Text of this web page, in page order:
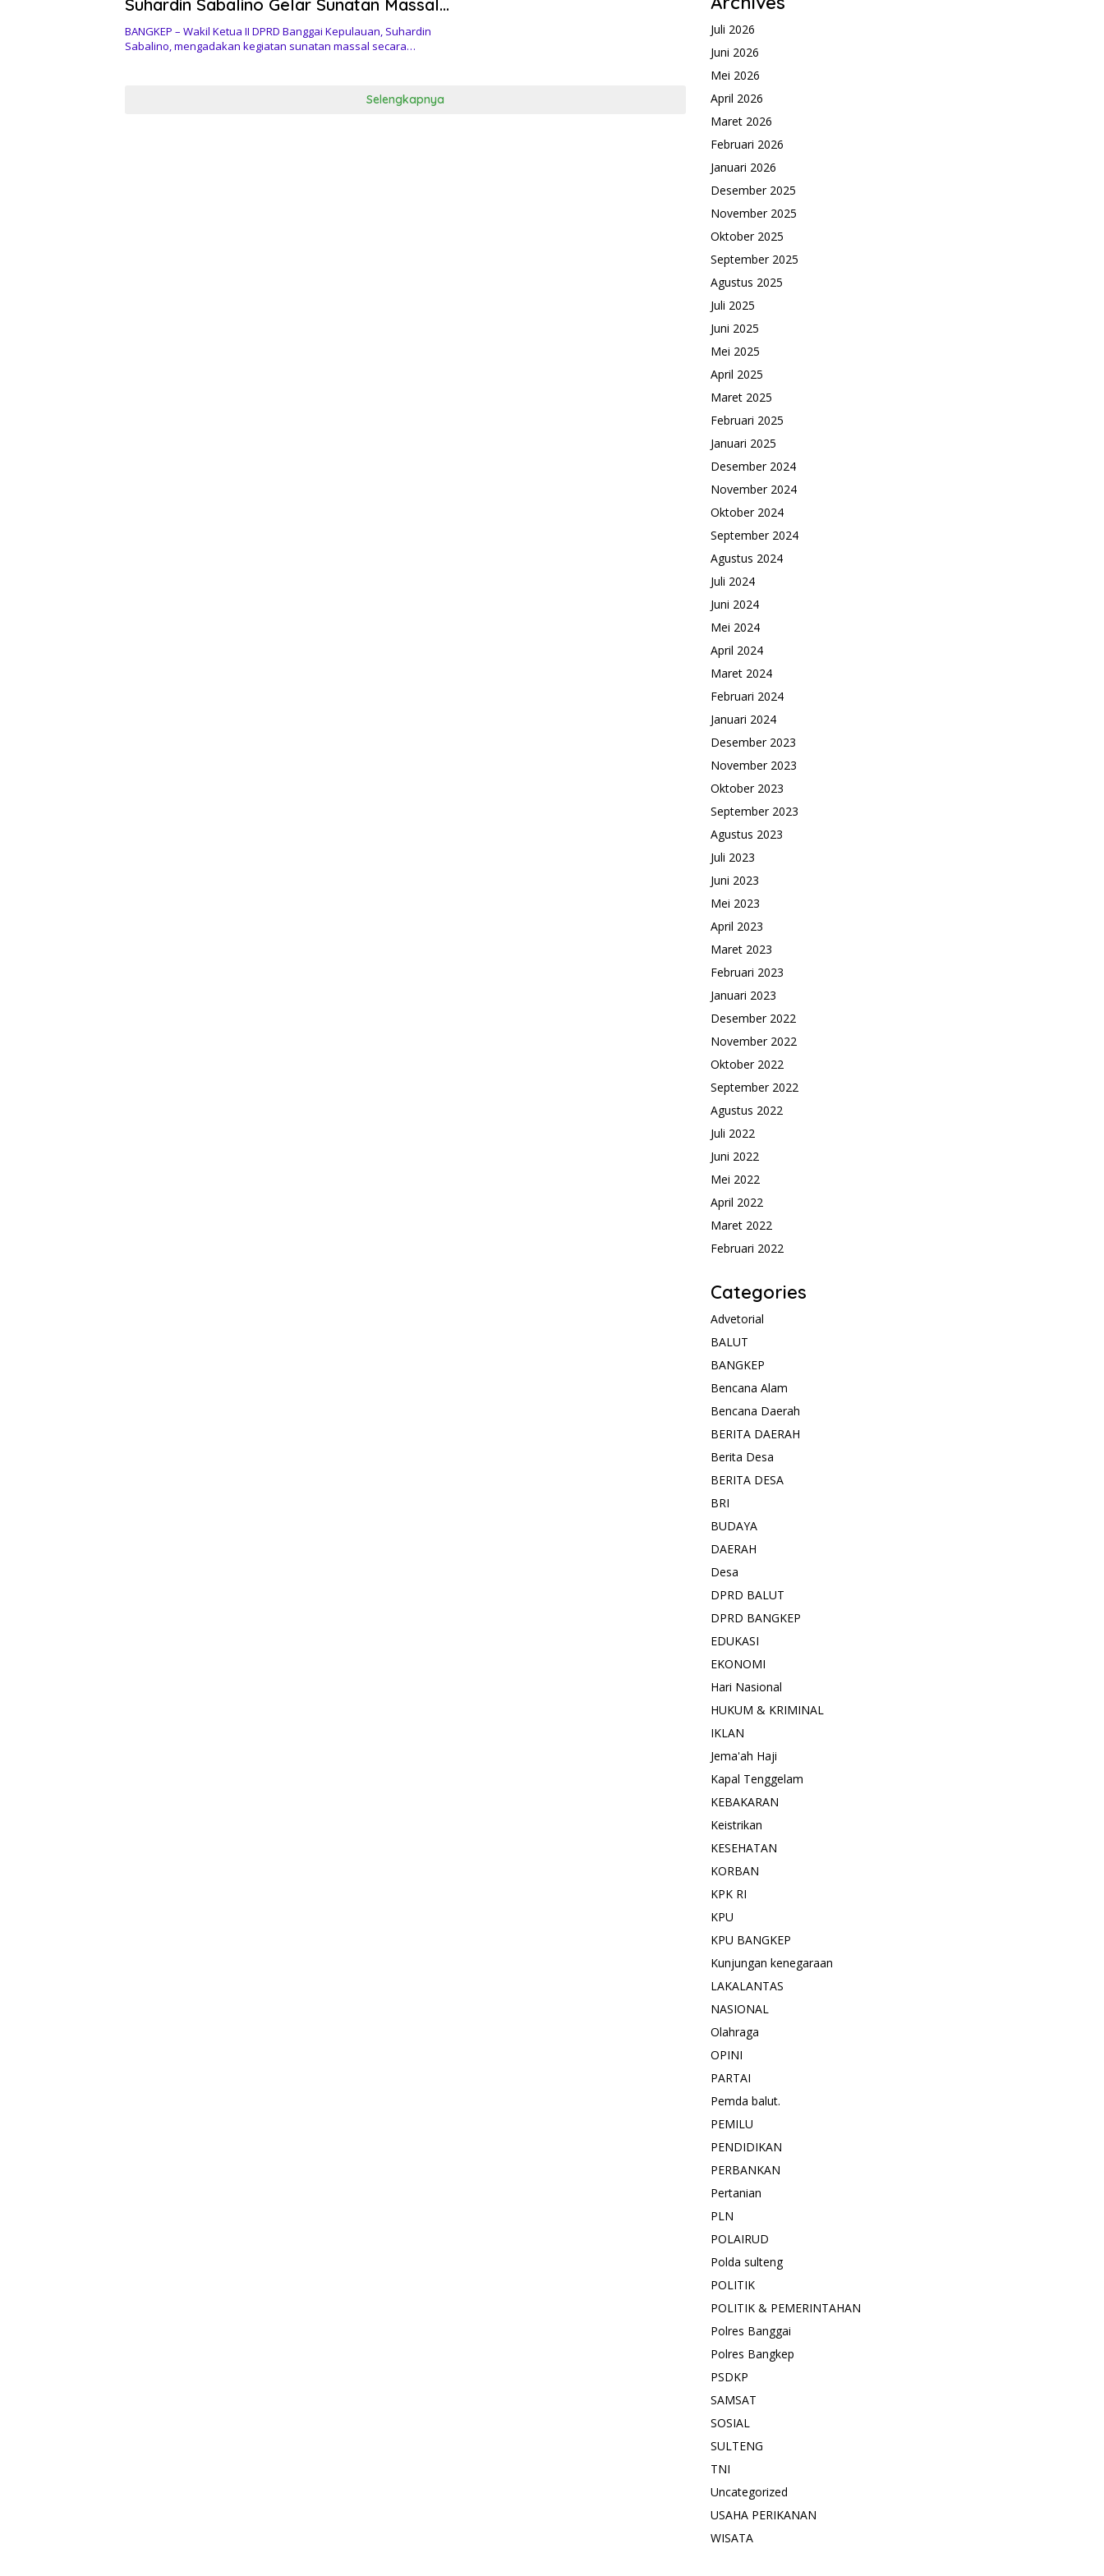
Suhardin Sabalino Gelar Sunatan Massal
Gratis di Desa Landonan Bebeawu
BANGKEP – Wakil Ketua II DPRD Banggai Kepulauan, Suhardin
Sabalino, mengadakan kegiatan sunatan massal secara…
Selengkapnya
Juli 2026
Juni 2026
Mei 2026
April 2026
Maret 2026
Februari 2026
Januari 2026
Desember 2025
November 2025
Oktober 2025
September 2025
Agustus 2025
Juli 2025
Juni 2025
Mei 2025
April 2025
Maret 2025
Februari 2025
Januari 2025
Desember 2024
November 2024
Oktober 2024
September 2024
Agustus 2024
Juli 2024
Juni 2024
Mei 2024
April 2024
Maret 2024
Februari 2024
Januari 2024
Desember 2023
November 2023
Oktober 2023
September 2023
Agustus 2023
Juli 2023
Juni 2023
Mei 2023
April 2023
Maret 2023
Februari 2023
Januari 2023
Desember 2022
November 2022
Oktober 2022
September 2022
Agustus 2022
Juli 2022
Juni 2022
Mei 2022
April 2022
Maret 2022
Februari 2022
Categories
Advetorial
BALUT
BANGKEP
Bencana Alam
Bencana Daerah
BERITA DAERAH
Berita Desa
BERITA DESA
BRI
BUDAYA
DAERAH
Desa
DPRD BALUT
DPRD BANGKEP
EDUKASI
EKONOMI
Hari Nasional
HUKUM & KRIMINAL
IKLAN
Jema'ah Haji
Kapal Tenggelam
KEBAKARAN
Keistrikan
KESEHATAN
KORBAN
KPK RI
KPU
KPU BANGKEP
Kunjungan kenegaraan
LAKALANTAS
NASIONAL
Olahraga
OPINI
PARTAI
Pemda balut.
PEMILU
PENDIDIKAN
PERBANKAN
Pertanian
PLN
POLAIRUD
Polda sulteng
POLITIK
POLITIK & PEMERINTAHAN
Polres Banggai
Polres Bangkep
PSDKP
SAMSAT
SOSIAL
SULTENG
TNI
Uncategorized
USAHA PERIKANAN
WISATA